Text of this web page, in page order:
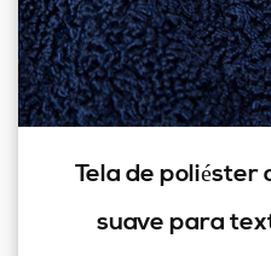
Tela de poliéster
suave para